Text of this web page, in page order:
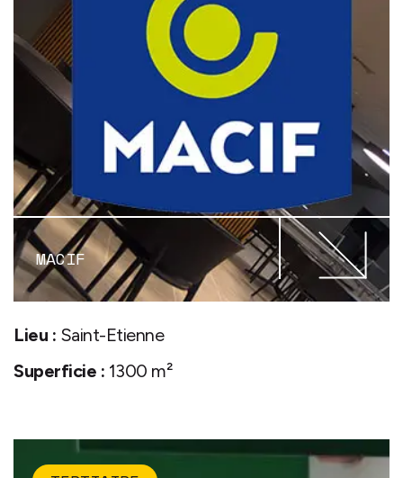
MACIF
Lieu : Saint-Etienne
Superficie : 1300 m²